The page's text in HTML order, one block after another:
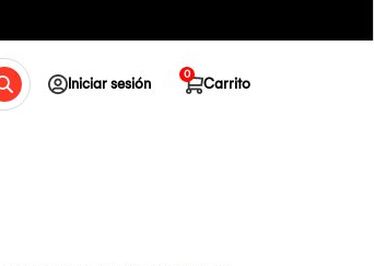
Iniciar sesión Carrito
0